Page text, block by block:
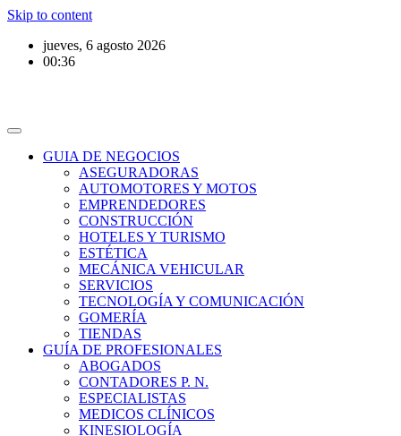
Skip to content
jueves, 6 agosto 2026
00:36
GUIA DE NEGOCIOS
ASEGURADORAS
AUTOMOTORES Y MOTOS
EMPRENDEDORES
CONSTRUCCIÓN
HOTELES Y TURISMO
ESTÉTICA
MECÁNICA VEHICULAR
SERVICIOS
TECNOLOGÍA Y COMUNICACIÓN
GOMERÍA
TIENDAS
GUÍA DE PROFESIONALES
ABOGADOS
CONTADORES P. N.
ESPECIALISTAS
MEDICOS CLÍNICOS
KINESIOLOGÍA